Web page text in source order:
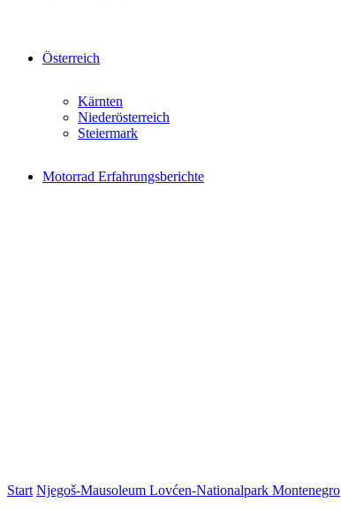
Österreich
Kärnten
Niederösterreich
Steiermark
Motorrad Erfahrungsberichte
Start Njegoš-Mausoleum Lovćen-Nationalpark Montenegro